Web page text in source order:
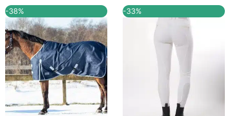
-38%
oprindelige
pris
var:
646,00 kr..
aktuelle
pris
er:
400,00 kr..
-33%
oprindelige
749,00 kr..
aktuelle